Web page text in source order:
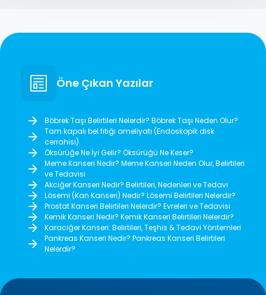
Öne Çıkan Yazılar
Böbrek Taşı Belirtileri Nelerdir? Böbrek Taşı Neden Olur?
Tam kapalı bel fıtığı ameliyatı (Endoskopik disk
cerrahisi)
Öksürüğe Ne İyi Gelir? Öksürüğü Ne Keser?
Meme Kanseri Nedir? Meme Kanseri Neden Olur, Belirtileri
ve Tedavisi
Akciğer Kanseri Nedir? Belirtileri, Nedenleri ve Tedavi
Lösemi (Kan Kanseri) Nedir? Lösemi Belirtileri Nelerdir?
Prostat Kanseri Belirtileri Nelerdir? Evreleri ve Tedavisi
Kemik Kanseri Nedir? Kemik Kanseri Belirtileri Nelerdir?
Karaciğer Kanseri: Belirtileri, Teşhis & Tedavi Yöntemleri
Pankreas Kanseri Nedir? Pankreas Kanseri Belirtileri
Nelerdir?